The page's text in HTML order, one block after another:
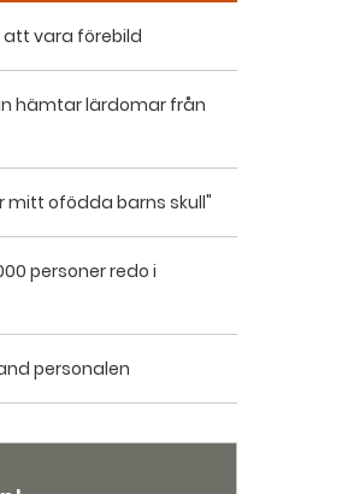
vara förebild
hämtar lärdomar från
mitt ofödda barns skull"
personer redo i
personalen